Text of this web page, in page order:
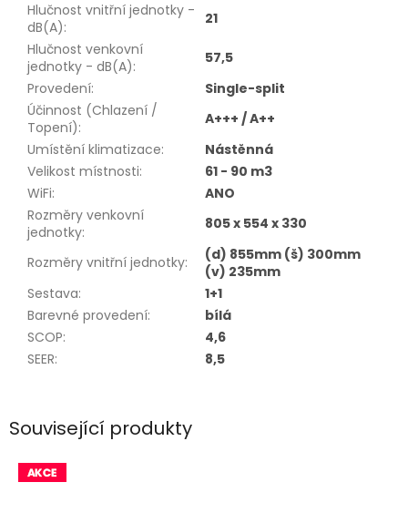
Související produkty
Hlučnost vnitřní jednotky -
dB(A):
21
Hlučnost venkovní
jednotky - dB(A):
57,5
Provedení:
Single-split
Účinnost (Chlazení /
Topení):
A+++ / A++
Umístění klimatizace:
Nástěnná
Velikost místnosti:
61 - 90 m3
WiFi:
ANO
Rozměry venkovní
jednotky: 805 x 554 x 330
Rozměry vnitřní jednotky:
(d) 855mm (š) 300mm
(v) 235mm
Sestava:
1+1
Barevné provedení:
bílá
SCOP:
4,6
SEER: 8,5